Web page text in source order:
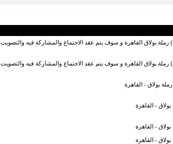
بمكتب سعادة رئيس مجلس الادارة 2005 كورنيش النيل - ابراج نايل سيتى - البرج الشمالى الدور (30) رملة بولاق القاهرة و سوف يتم عقد الاجتماع والمشاركة فيه والتصويت
بمكتب سعادة رئيس مجلس الادارة 2005 كورنيش النيل - ابراج نايل سيتى - البرج الشمالى الدور (30) رملة بولاق القاهرة و سوف يتم عقد الاجتماع والمشاركة فيه والتصويت